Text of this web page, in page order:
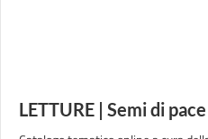
LETTURE | Semi di pace